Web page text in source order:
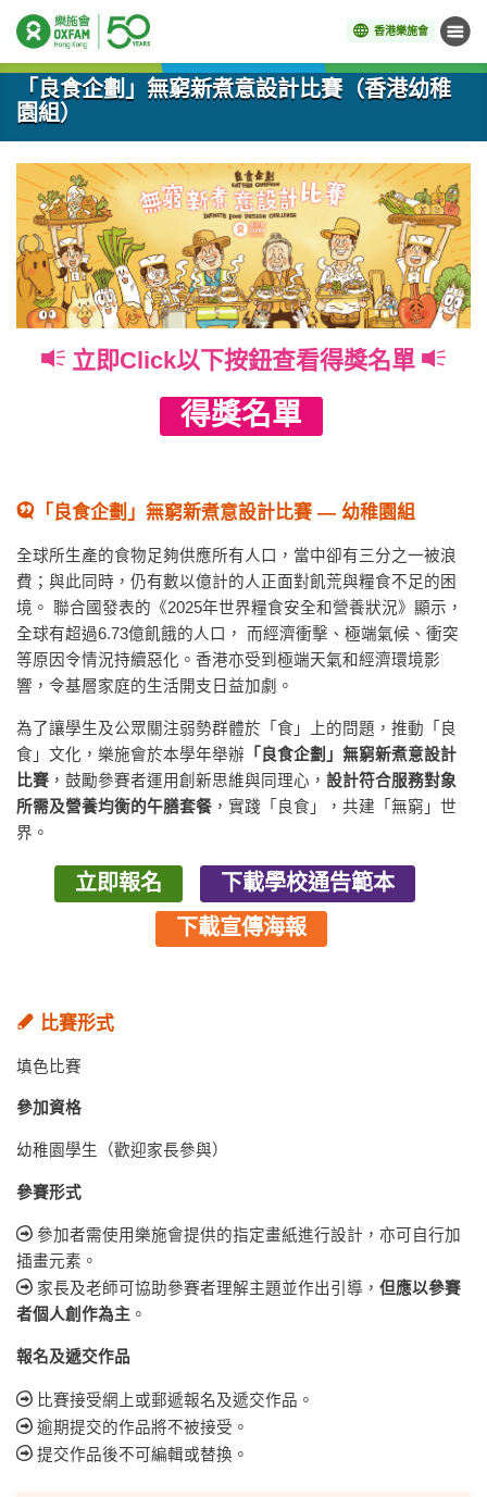
香港樂施會 目錄
開始主要內容
「良食企劃」無窮新煮意設計比賽（香港幼稚
園組）
立即Click以下按鈕查看得獎名單
得獎名單
「良食企劃」無窮新煮意設計比賽 — 幼稚園組
全球所生產的食物足夠供應所有人口，當中卻有三分之一被浪
費；與此同時，仍有數以億計的人正面對飢荒與糧食不足的困
境。 聯合國發表的《2025年世界糧食安全和營養狀況》顯示，
全球有超過6.73億飢餓的人口， 而經濟衝擊、極端氣候、衝突
等原因令情況持續惡化。香港亦受到極端天氣和經濟環境影
響，令基層家庭的生活開支日益加劇。
為了讓學生及公眾關注弱勢群體於「食」上的問題，推動「良
食」文化，樂施會於本學年舉辦 「良食企劃」無窮新煮意設計
比賽 ，鼓勵參賽者運用創新思維與同理心， 設計符合服務對象
所需及營養均衡的午膳套餐 ，實踐「良食」，共建「無窮」世
界。
立即報名
下載學校通告範本
下載宣傳海報
比賽形式
填色比賽
參加資格
幼稚園學生（歡迎家長參與）
參賽形式
參加者需使用樂施會提供的指定畫紙進行設計，亦可自行加
插畫元素。
家長及老師可協助參賽者理解主題並作出引導， 但應以參賽
者個人創作為主 。
報名及遞交作品
比賽接受網上或郵遞報名及遞交作品。
逾期提交的作品將不被接受。
提交作品後不可編輯或替換。